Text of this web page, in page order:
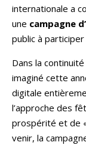
internationale a
une campagne
public à
Dans la
imaginé cette
digitale
l’approche des
prospérité et de
venir, la